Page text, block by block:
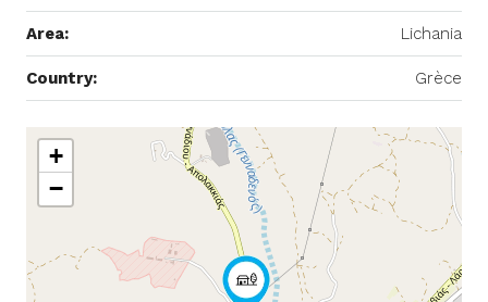
Area: Lichania
Country: Grèce
+
−